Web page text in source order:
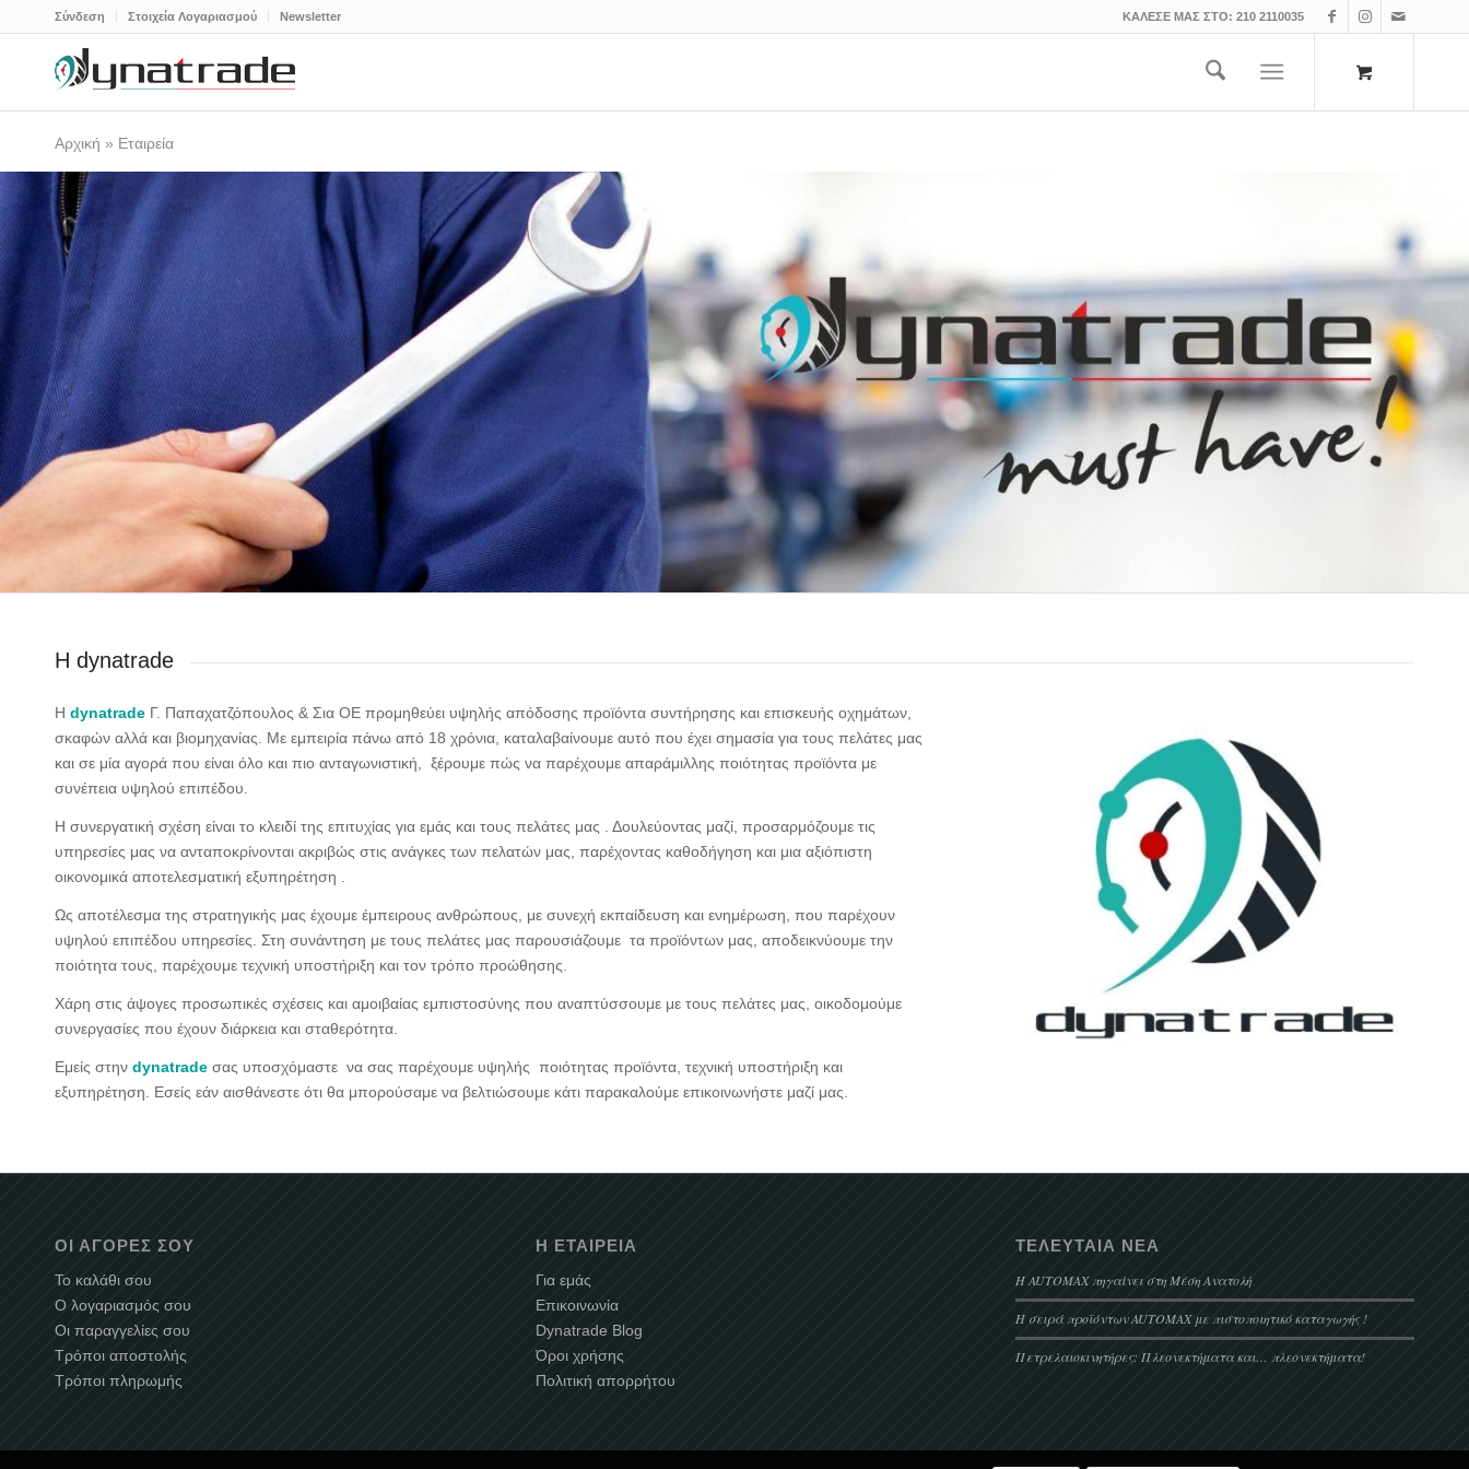
Σύνδεση Στοιχεία Λογαριασμού Newsletter ΚΑΛΕΣΕ ΜΑΣ ΣΤΟ: 210 2110035
Αρχική » Εταιρεία
Η dynatrade
Η dynatrade Γ. Παπαχατζόπουλος & Σια ΟΕ προμηθεύει υψηλής απόδοσης προϊόντα συντήρησης και επισκευής οχημάτων,
σκαφών αλλά και βιομηχανίας. Με εμπειρία πάνω από 18 χρόνια, καταλαβαίνουμε αυτό που έχει σημασία για τους πελάτες μας
και σε μία αγορά που είναι όλο και πιο ανταγωνιστική, ξέρουμε πώς να παρέχουμε απαράμιλλης ποιότητας προϊόντα με
συνέπεια υψηλού επιπέδου.
Η συνεργατική σχέση είναι το κλειδί της επιτυχίας για εμάς και τους πελάτες μας . Δουλεύοντας μαζί, προσαρμόζουμε τις
υπηρεσίες μας να ανταποκρίνονται ακριβώς στις ανάγκες των πελατών μας, παρέχοντας καθοδήγηση και μια αξιόπιστη
οικονομικά αποτελεσματική εξυπηρέτηση .
Ως αποτέλεσμα της στρατηγικής μας έχουμε έμπειρους ανθρώπους, με συνεχή εκπαίδευση και ενημέρωση, που παρέχουν
υψηλού επιπέδου υπηρεσίες. Στη συνάντηση με τους πελάτες μας παρουσιάζουμε τα προϊόντων μας, αποδεικνύουμε την
ποιότητα τους, παρέχουμε τεχνική υποστήριξη και τον τρόπο προώθησης.
Χάρη στις άψογες προσωπικές σχέσεις και αμοιβαίας εμπιστοσύνης που αναπτύσσουμε με τους πελάτες μας, οικοδομούμε
συνεργασίες που έχουν διάρκεια και σταθερότητα.
Εμείς στην dynatrade σας υποσχόμαστε να σας παρέχουμε υψηλής ποιότητας προϊόντα, τεχνική υποστήριξη και
εξυπηρέτηση. Εσείς εάν αισθάνεστε ότι θα μπορούσαμε να βελτιώσουμε κάτι παρακαλούμε επικοινωνήστε μαζί μας.
ΟΙ ΑΓΟΡΈΣ ΣΟΥ
Το καλάθι σου
Ο λογαριασμός σου
Οι παραγγελίες σου
Τρόποι αποστολής
Τρόποι πληρωμής
Η ΕΤΑΙΡΕΊΑ
Για εμάς
Επικοινωνία
Dynatrade Blog
Όροι χρήσης
Πολιτική απορρήτου
ΤΕΛΕΥΤΑΊΑ ΝΈΑ
Η AUTOMAX πηγαίνει στη Μέση Ανατολή
Η σειρά προϊόντων AUTOMAX με πιστοποιητικό καταγωγής !
Πετρελαιοκινητήρες: Πλεονεκτήματα και… πλεονεκτήματα!